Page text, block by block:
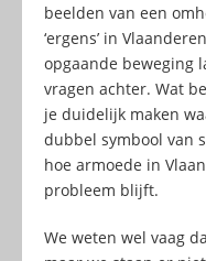
beelden van een
‘ergens’ in
opgaande beweging
vragen achter. Wat
je duidelijk maken
dubbel symbool van
hoe armoede in
probleem blijft.
We weten wel vaag